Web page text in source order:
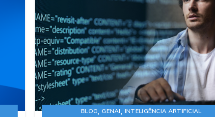
BLOG,GENAI, INTELIGÊNCIA ARTIFICIAL